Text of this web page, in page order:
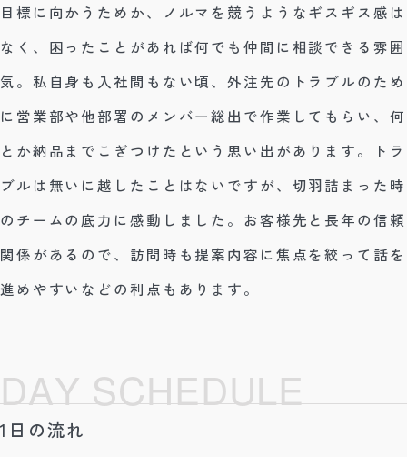
目標に向かうためか、ノルマを競うようなギスギス感は
なく、困ったことがあれば何でも仲間に相談できる雰囲
気。私自身も入社間もない頃、外注先のトラブルのため
に営業部や他部署のメンバー総出で作業してもらい、何
とか納品までこぎつけたという思い出があります。トラ
ブルは無いに越したことはないですが、切羽詰まった時
のチームの底力に感動しました。お客様先と長年の信頼
関係があるので、訪問時も提案内容に焦点を絞って話を
進めやすいなどの利点もあります。
DAY SCHEDULE
1日の流れ